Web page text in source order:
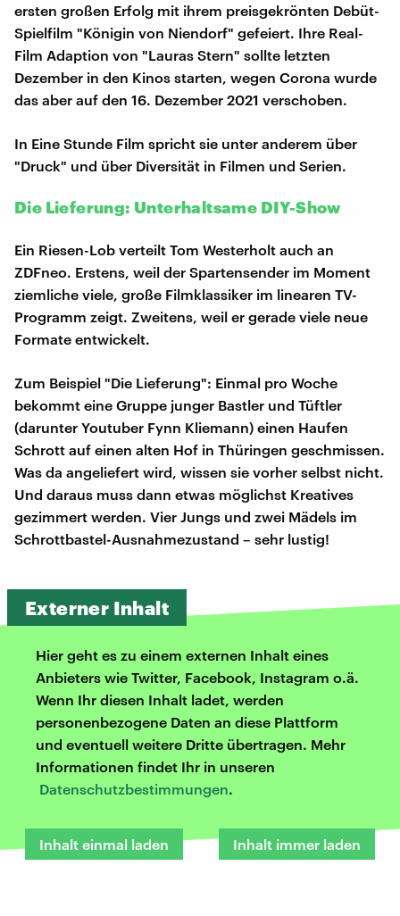
ersten großen Erfolg mit ihrem preisgekrönten Debüt-
Spielfilm "Königin von Niendorf" gefeiert. Ihre Real-
Film Adaption von "Lauras Stern" sollte letzten
Dezember in den Kinos starten, wegen Corona wurde
das aber auf den 16. Dezember 2021 verschoben.
In Eine Stunde Film spricht sie unter anderem über
"Druck" und über Diversität in Filmen und Serien.
Die Lieferung: Unterhaltsame DIY-Show
Ein Riesen-Lob verteilt Tom Westerholt auch an
ZDFneo. Erstens, weil der Spartensender im Moment
ziemliche viele, große Filmklassiker im linearen TV-
Programm zeigt. Zweitens, weil er gerade viele neue
Formate entwickelt.
Zum Beispiel "Die Lieferung": Einmal pro Woche
bekommt eine Gruppe junger Bastler und Tüftler
(darunter Youtuber Fynn Kliemann) einen Haufen
Schrott auf einen alten Hof in Thüringen geschmissen.
Was da angeliefert wird, wissen sie vorher selbst nicht.
Und daraus muss dann etwas möglichst Kreatives
gezimmert werden. Vier Jungs und zwei Mädels im
Schrottbastel-Ausnahmezustand – sehr lustig!
Externer Inhalt
Hier geht es zu einem externen Inhalt eines
Anbieters wie Twitter, Facebook, Instagram o.ä.
Wenn Ihr diesen Inhalt ladet, werden
personenbezogene Daten an diese Plattform
und eventuell weitere Dritte übertragen. Mehr
Informationen findet Ihr in unseren
Datenschutzbestimmungen.
Inhalt einmal laden Inhalt immer laden